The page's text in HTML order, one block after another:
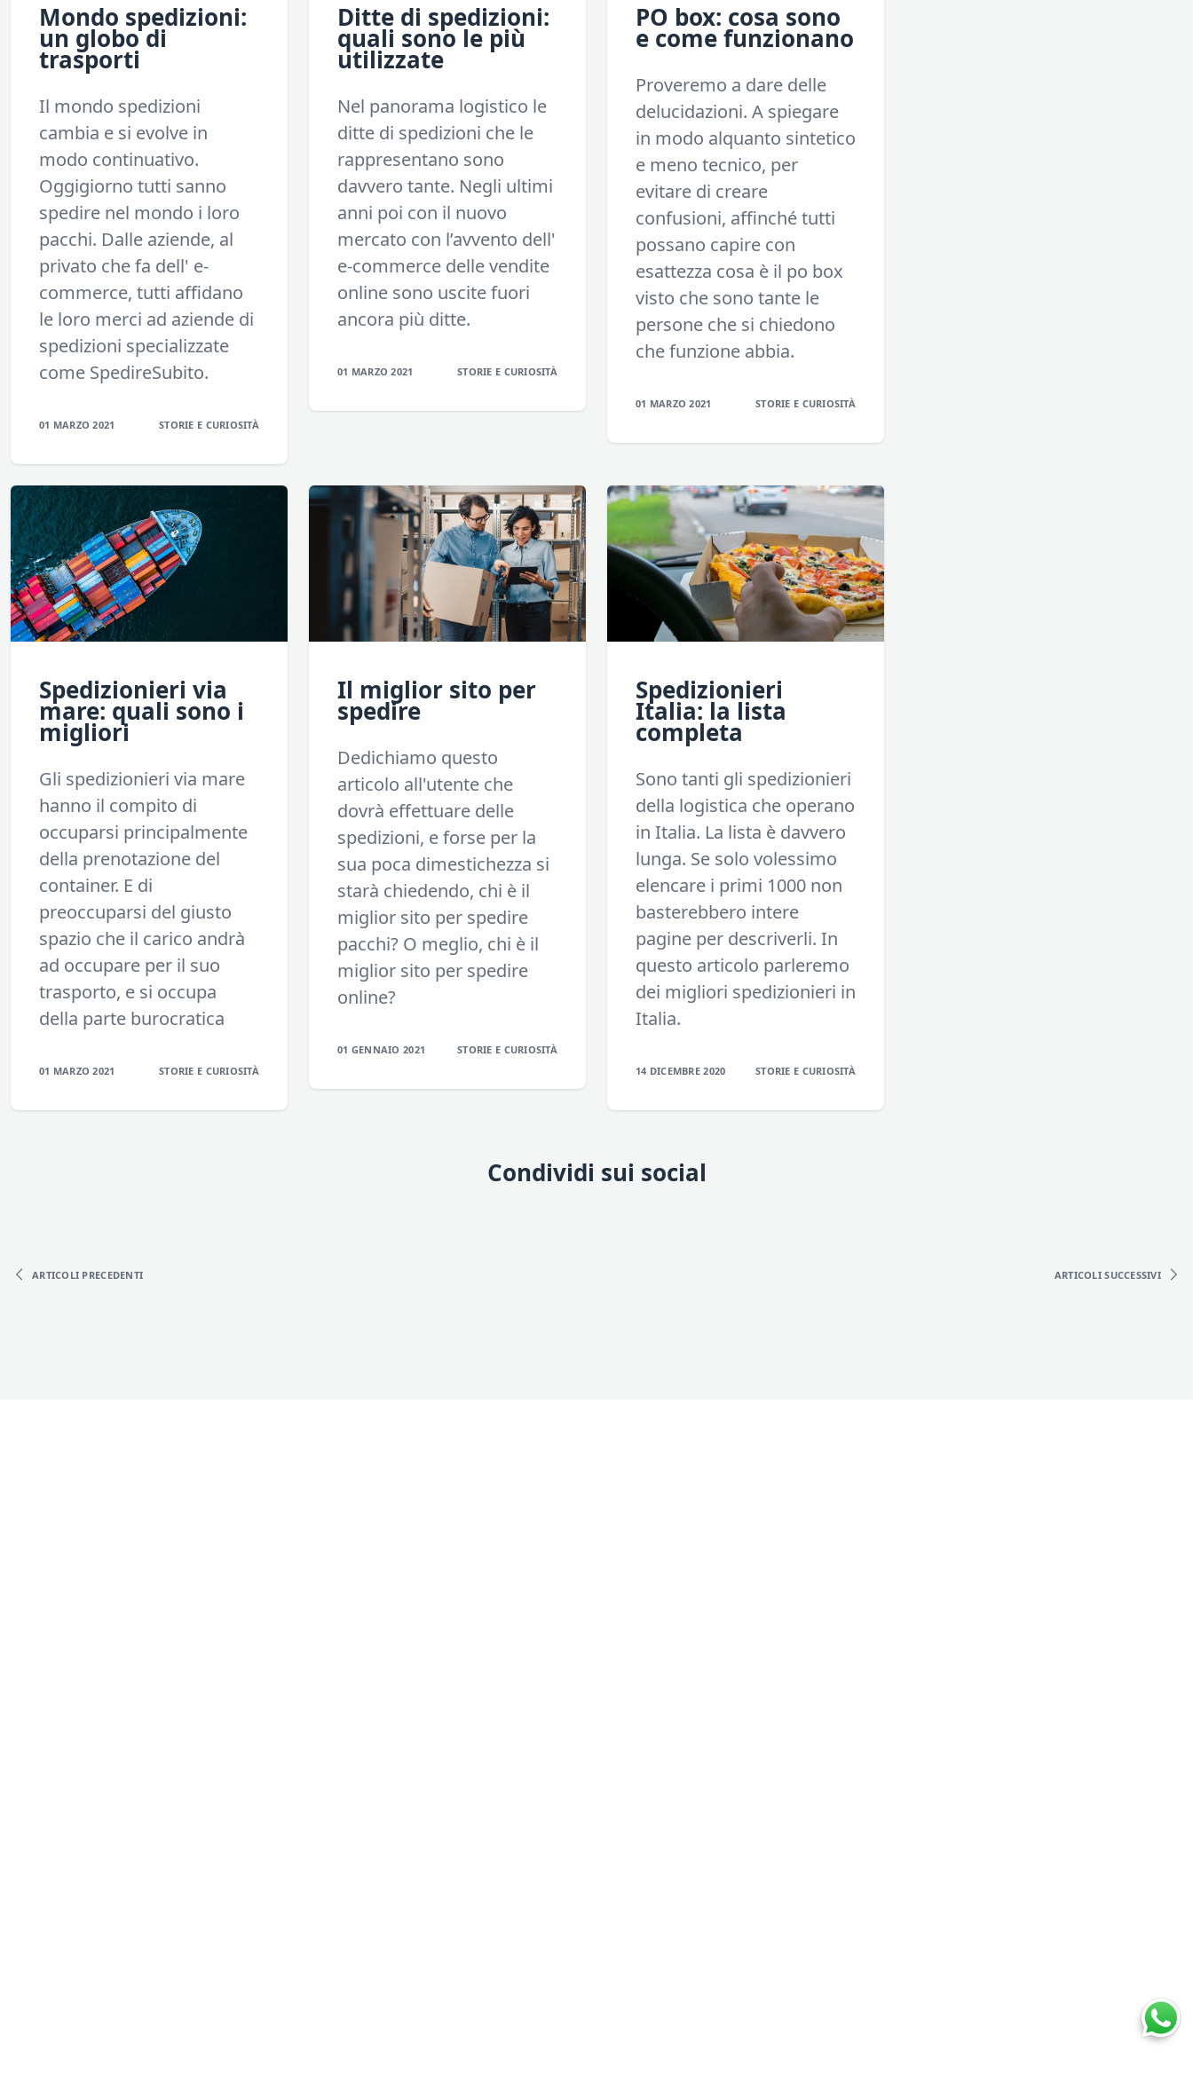
Mondo spedizioni:
un globo di
trasporti
Il mondo spedizioni
cambia e si evolve in
modo continuativo.
Oggigiorno tutti sanno
spedire nel mondo i loro
pacchi. Dalle aziende, al
privato che fa dell' e-
commerce, tutti affidano
le loro merci ad aziende di
spedizioni specializzate
come SpedireSubito.
01 MARZO 2021 STORIE E CURIOSITÀ
Ditte di spedizioni:
quali sono le più
utilizzate
Nel panorama logistico le
ditte di spedizioni che le
rappresentano sono
davvero tante. Negli ultimi
anni poi con il nuovo
mercato con l’avvento dell'
e-commerce delle vendite
online sono uscite fuori
ancora più ditte.
01 MARZO 2021 STORIE E CURIOSITÀ
PO box: cosa sono
e come funzionano
Proveremo a dare delle
delucidazioni. A spiegare
in modo alquanto sintetico
e meno tecnico, per
evitare di creare
confusioni, affinché tutti
possano capire con
esattezza cosa è il po box
visto che sono tante le
persone che si chiedono
che funzione abbia.
01 MARZO 2021 STORIE E CURIOSITÀ
Spedizionieri via
mare: quali sono i
migliori
Gli spedizionieri via mare
hanno il compito di
occuparsi principalmente
della prenotazione del
container. E di
preoccuparsi del giusto
spazio che il carico andrà
ad occupare per il suo
trasporto, e si occupa
della parte burocratica
01 MARZO 2021 STORIE E CURIOSITÀ
Il miglior sito per
spedire
Dedichiamo questo
articolo all'utente che
dovrà effettuare delle
spedizioni, e forse per la
sua poca dimestichezza si
starà chiedendo, chi è il
miglior sito per spedire
pacchi? O meglio, chi è il
miglior sito per spedire
online?
01 GENNAIO 2021 STORIE E CURIOSITÀ
Spedizionieri
Italia: la lista
completa
Sono tanti gli spedizionieri
della logistica che operano
in Italia. La lista è davvero
lunga. Se solo volessimo
elencare i primi 1000 non
basterebbero intere
pagine per descriverli. In
questo articolo parleremo
dei migliori spedizionieri in
Italia.
14 DICEMBRE 2020 STORIE E CURIOSITÀ
Condividi sui social
ARTICOLI PRECEDENTI ARTICOLISUCCESSIVI